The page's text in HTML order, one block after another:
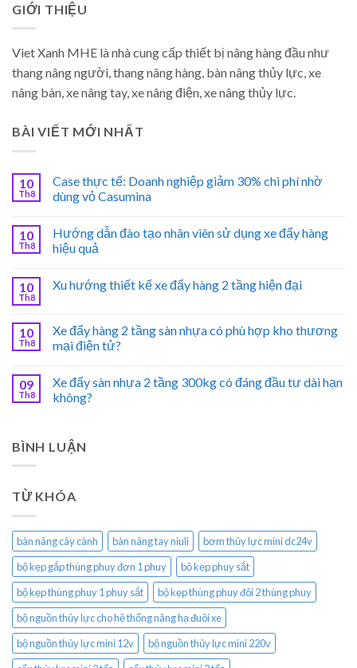
GIỚI THIỆU
Viet Xanh MHE là nhà cung cấp thiết bị nâng hàng đầu như
thang nâng người, thang nâng hàng, bàn nâng thủy lực, xe
nâng bàn, xe nâng tay, xe nâng điện, xe nâng thủy lực.
BÀI VIẾT MỚI NHẤT
10
Th8
Case thực tế: Doanh nghiệp giảm 30% chi phí nhờ
dùng vỏ Casumina
10
Th8
Hướng dẫn đào tạo nhân viên sử dụng xe đẩy hàng
hiệu quả
10
Th8
Xu hướng thiết kế xe đẩy hàng 2 tầng hiện đại
10
Th8
Xe đẩy hàng 2 tầng sàn nhựa có phù hợp kho thương
mại điện tử?
09
Th8
Xe đẩy sàn nhựa 2 tầng 300kg có đáng đầu tư dài hạn
không?
BÌNH LUẬN
TỪ KHÓA
bàn nâng cây cành bàn nâng tay niuli
bơm thủy lực mini dc24v
bộ kẹp gắp thùng phuy đơn 1 phuy
bộ kẹp phuy sắt
bộ kẹp thùng phuy 1 phuy sắt
bộ kẹp thùng phuy đôi 2 thùng phuy
bộ nguồn thủy lực cho hệ thống nâng hạ đuôi xe
bộ nguồn thủy lực mini 12v
bộ nguồn thủy lực mini 220v